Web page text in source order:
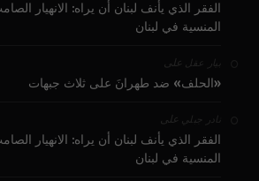
الفقر الذي يأنف لبنان أن يراه: الانهيار
المنسية في لبنان
بيار عقل على
«الحلف» ضد طهرانَ على ثلاث جبهات
نادر جبلي على
الفقر الذي يأنف لبنان أن يراه: الانهيار
المنسية في لبنان